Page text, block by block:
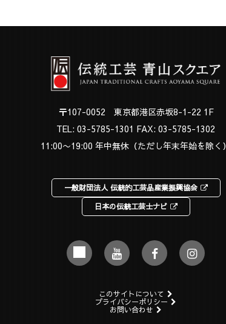
〒107-0052 東京都港区赤坂8-1-22 1F
TEL: 03-5785-1301 FAX: 03-5785-1302
11:00〜19:00 年中無休（ただし年末年始を除く）
一般財団法人 伝統的工芸品産業振興協会
日本の伝統工芸士ナビ
このサイトについて
プライバシーポリシー
お問い合わせ